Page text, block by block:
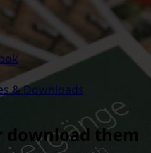
& Downloads
download them